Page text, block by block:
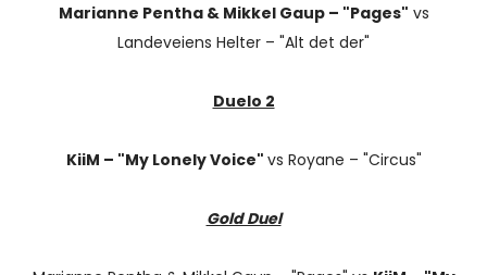
Marianne Pentha & Mikkel Gaup – "Pages" vs
Landeveiens Helter – "Alt det der"
Duelo 2
KiiM – "My Lonely Voice" vs Royane – "Circus"
Gold Duel